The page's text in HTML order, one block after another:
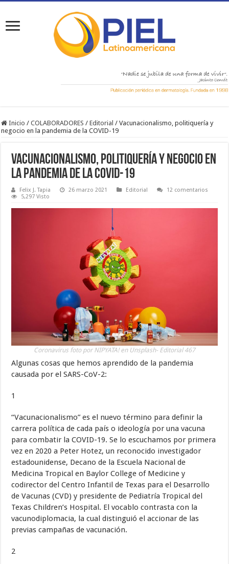
Inicio / COLABORADORES / Editorial / Vacunacionalismo, politiquería y
negocio en la pandemia de la COVID-19
Vacunacionalismo, politiquería y negocio en
la pandemia de la COVID-19
Felix J. Tapia 26 marzo 2021 Editorial
12 comentarios
5,297 Visto
Coronavirus foto por NIPYATA! en Unsplash- Editorial 467
Algunas cosas que hemos aprendido de la pandemia
causada por el SARS-CoV-2:
1
“Vacunacionalismo” es el nuevo término para definir la
carrera política de cada país o ideología por una vacuna
para combatir la COVID-19. Se lo escuchamos por primera
vez en 2020 a Peter Hotez, un reconocido investigador
estadounidense, Decano de la Escuela Nacional de
Medicina Tropical en Baylor College of Medicine y
codirector del Centro Infantil de Texas para el Desarrollo
de Vacunas (CVD) y presidente de Pediatría Tropical del
Texas Children’s Hospital. El vocablo contrasta con la
vacunodiplomacia, la cual distinguió el accionar de las
previas campañas de vacunación.
2